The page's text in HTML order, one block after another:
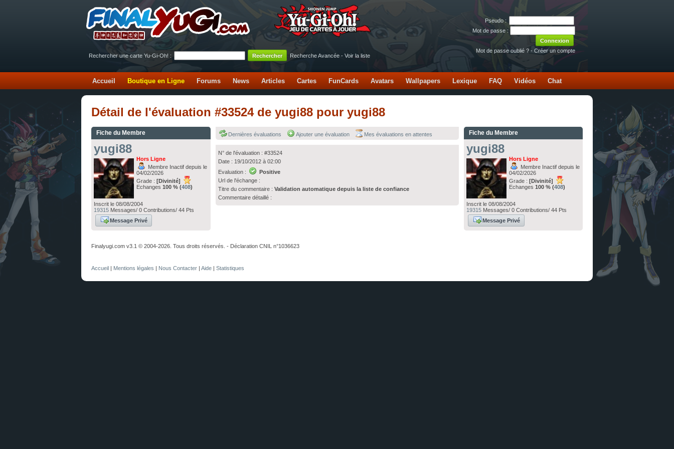
Pseudo :
Mot de passe :
Mot de passe oublié ? - Créer un compte
Rechercher une carte Yu-Gi-Oh! :
Recherche Avancée - Voir la liste
Accueil Boutique en Ligne Forums News Articles Cartes FunCards Avatars Wallpapers Lexique FAQ Vidéos Chat
Détail de l'évaluation #33524 de yugi88 pour yugi88
Fiche du Membre
yugi88
Hors Ligne
Membre Inactif depuis le
04/02/2026
Grade : [Divinité]
Echanges 100 % (408)
Inscrit le 08/08/2004
19315 Messages/ 0 Contributions/ 44 Pts
Message Privé
Dernières évaluations Ajouter une évaluation Mes évaluations en attentes
N° de l'évaluation : #33524
Date : 19/10/2012 à 02:00
Evaluation :
Positive
Url de l'échange :
Titre du commentaire : Validation automatique depuis la liste de confiance
Commentaire détaillé :
Fiche du Membre
yugi88
Hors Ligne
Membre Inactif depuis le
04/02/2026
Grade : [Divinité]
Echanges 100 % (408)
Inscrit le 08/08/2004
19315Messages/ 0 Contributions/ 44 Pts
Message Privé
Finalyugi.com v3.1 © 2004-2026. Tous droits réservés. - Déclaration CNIL n°1036623
Accueil | Mentions légales | Nous Contacter | Aide | Statistiques